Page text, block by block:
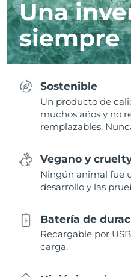
Una
siempre
Sostenible
Un producto de
muchos años y no
remplazables.
Vegano y
Ningún animal fue
desarrollo y las
Batería de
Recargable por
carga.